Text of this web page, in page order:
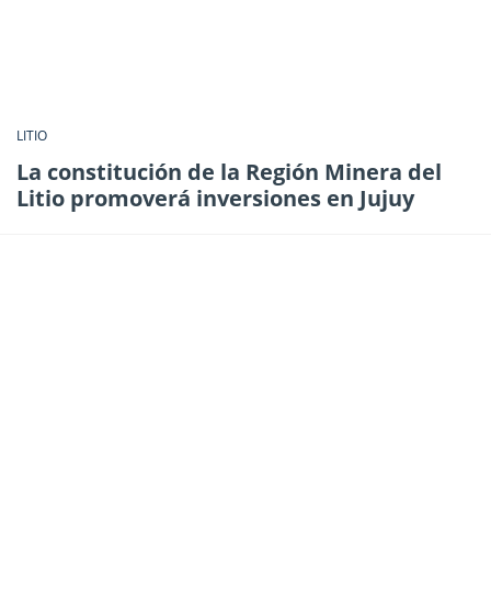
LITIO
La constitución de la Región Minera del
Litio promoverá inversiones en Jujuy